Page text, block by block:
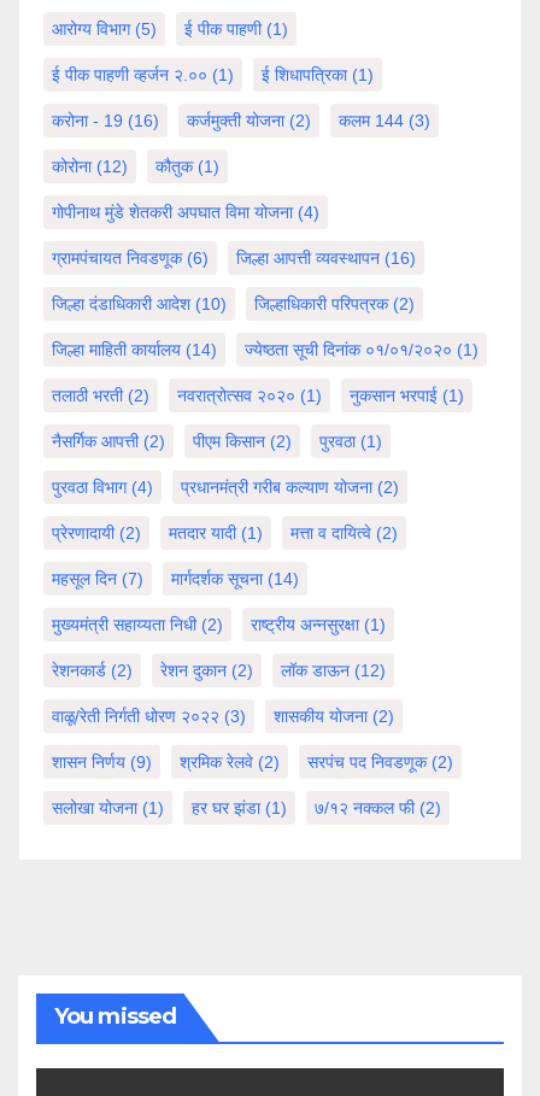
आरोग्य विभाग(5) ई पीक पाहणी(1)
ई पीक पाहणी व्हर्जन २.०० (1) ई शिधापत्रिका(1)
करोना - 19 (16) कर्जमुक्ती योजना(2) कलम 144 (3)
कोरोना(12) कौतुक(1)
गोपीनाथ मुंडे शेतकरी अपघात विमा योजना(4)
ग्रामपंचायत निवडणूक(6) जिल्हा आपत्ती व्यवस्थापन (16)
जिल्हा दंडाधिकारी आदेश (10) जिल्हाधिकारी परिपत्रक(2)
जिल्हा माहिती कार्यालय (14) ज्येष्ठता सूची दिनांक ०१/०१/२०२० (1)
तलाठी भरती(2) नवरात्रोत्सव २०२० (1) नुकसान भरपाई (1)
नैसर्गिक आपत्ती(2) पीएम किसान (2) पुरवठा(1)
पुरवठा विभाग(4) प्रधानमंत्री गरीब कल्याण योजना(2)
प्रेरणादायी(2) मतदार यादी(1) मत्ता व दायित्वे (2)
महसूल दिन (7) मार्गदर्शक सूचना(14)
मुख्यमंत्री सहाय्यता निधी(2) राष्ट्रीय अन्नसुरक्षा(1)
रेशनकार्ड (2) रेशन दुकान (2) लॉक डाऊन (12)
वाळू/रेती निर्गती धोरण २०२२ (3) शासकीय योजना(2)
शासन निर्णय (9) श्रमिक रेलवे (2) सरपंच पद निवडणूक(2)
सलोखा योजना(1) हर घर झंडा(1) ७/१२ नक्कल फी(2)
You missed